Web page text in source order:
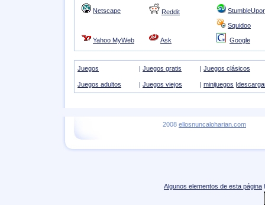
Netscape Reddit
Squidoo
Yahoo MyWeb Ask Google
Juegos | Juegos gratis | Juegos clásicos
Juegos adultos | Juegos viejos | minijuegos |
2008 ellosnuncaloharian.com
Algunos elementos de esta página